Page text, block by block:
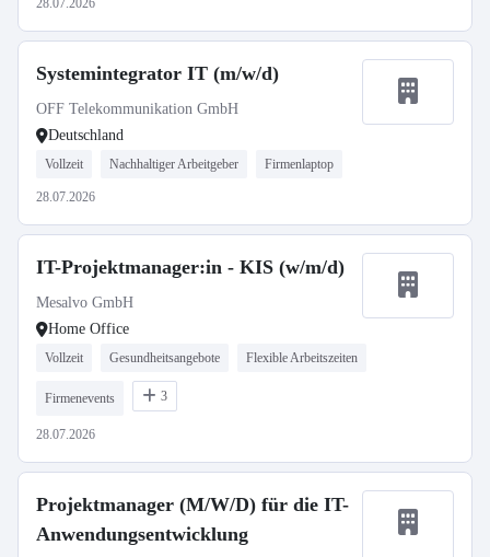
28.07.2026
Systemintegrator IT (m/w/d)
OFF Telekommunikation GmbH
Deutschland
Vollzeit Nachhaltiger Arbeitgeber Firmenlaptop
28.07.2026
IT-Projektmanager:in - KIS (w/m/d)
Mesalvo GmbH
Home Office
Vollzeit Gesundheitsangebote Flexible Arbeitszeiten
Firmenevents 3
28.07.2026
Projektmanager (M/W/D) für die IT-
Anwendungsentwicklung